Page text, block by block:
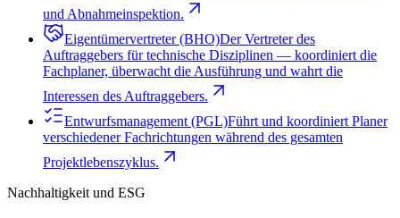
und Abnahmeinspektion.
Eigentümervertreter (BHO)Der Vertreter des
Auftraggebers für technische Disziplinen — koordiniert die
Fachplaner, überwacht die Ausführung und wahrt die
Interessen des Auftraggebers.
Entwurfsmanagement (PGL)Führt und koordiniert Planer
verschiedener Fachrichtungen während des gesamten
Projektlebenszyklus.
Nachhaltigkeit und ESG